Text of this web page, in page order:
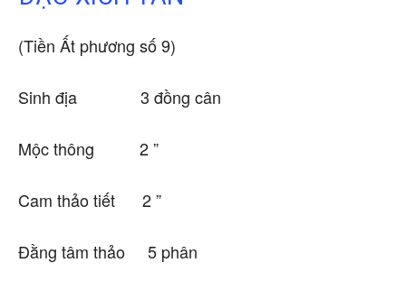
(Tiền Ất phương số 9)
Sinh địa 3 đồng cân
Mộc thông 2 ”
Cam thảo tiết 2 ”
Đằng tâm thảo 5 phân